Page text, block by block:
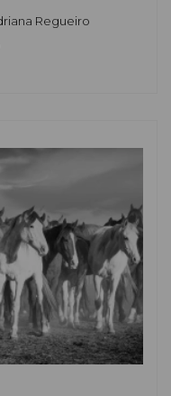
Regueiro